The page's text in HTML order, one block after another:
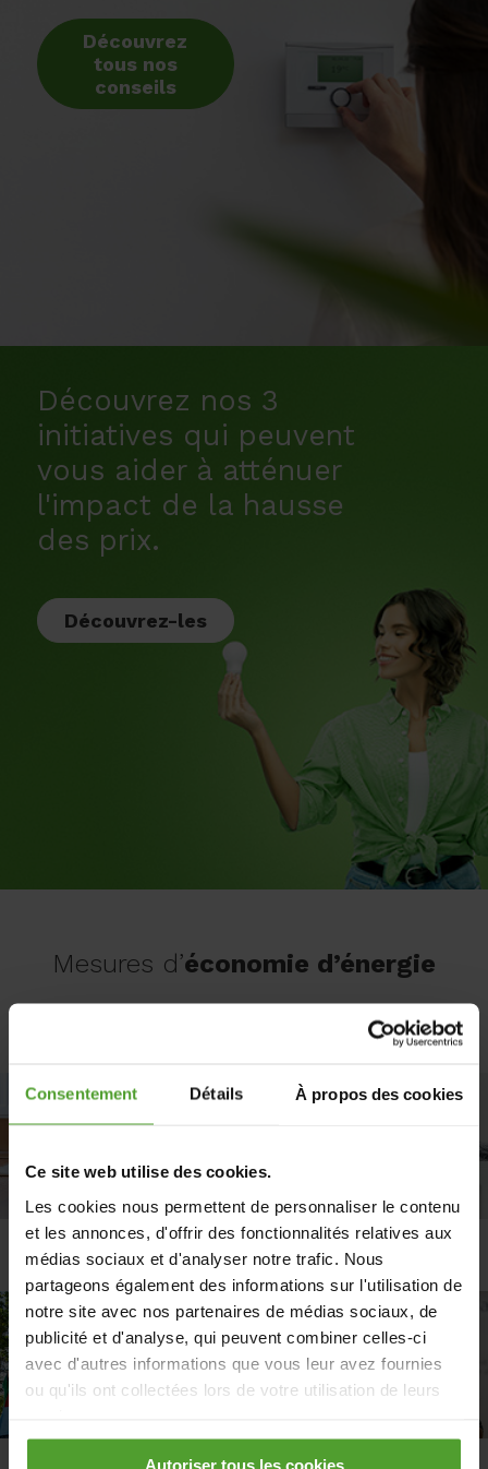
Consentement Détails À propos des cookies
Ce site web utilise des cookies.
Les cookies nous permettent de personnaliser le contenu
et les annonces, d'offrir des fonctionnalités relatives aux
médias sociaux et d'analyser notre trafic. Nous
partageons également des informations sur l'utilisation de
notre site avec nos partenaires de médias sociaux, de
publicité et d'analyse, qui peuvent combiner celles-ci
avec d'autres informations que vous leur avez fournies
ou qu'ils ont collectées lors de votre utilisation de leurs
Autoriser tous les cookies
Découvrez
tous nos
conseils
Découvrez nos 3
initiatives qui peuvent
vous aider à atténuer
l'impact de la hausse
des prix.
Découvrez-les
Mesures d’économie d’énergie
Chauffage Isolation